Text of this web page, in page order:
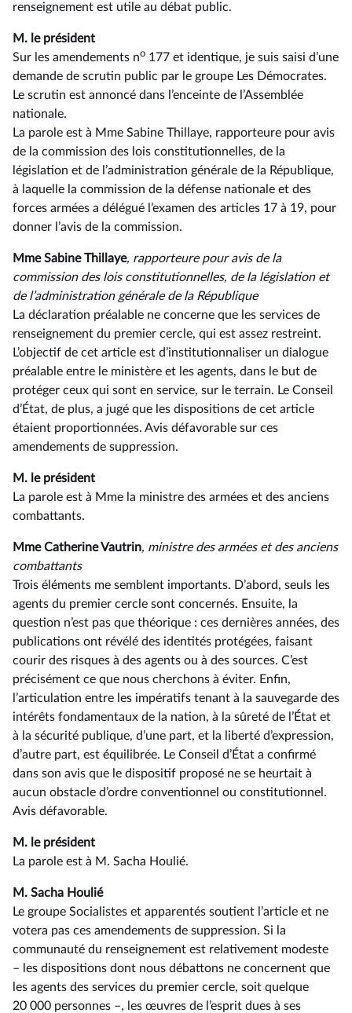
renseignement est utile au débat public.
M. le président
Sur les amendements no 177 et identique, je suis saisi d’une
demande de scrutin public par le groupe Les Démocrates.
Le scrutin est annoncé dans l’enceinte de l’Assemblée
nationale.
La parole est à Mme Sabine Thillaye, rapporteure pour avis
de la commission des lois constitutionnelles, de la
législation et de l’administration générale de la République,
à laquelle la commission de la défense nationale et des
forces armées a délégué l’examen des articles 17 à 19, pour
donner l’avis de la commission.
Mme Sabine Thillaye, rapporteure pour avis de la
commission des lois constitutionnelles, de la législation et
de l’administration générale de la République
La déclaration préalable ne concerne que les services de
renseignement du premier cercle, qui est assez restreint.
L’objectif de cet article est d’institutionnaliser un dialogue
préalable entre le ministère et les agents, dans le but de
protéger ceux qui sont en service, sur le terrain. Le Conseil
d’État, de plus, a jugé que les dispositions de cet article
étaient proportionnées. Avis défavorable sur ces
amendements de suppression.
M. le président
La parole est à Mme la ministre des armées et des anciens
combattants.
Mme Catherine Vautrin, ministre des armées et des anciens
combattants
Trois éléments me semblent importants. D’abord, seuls les
agents du premier cercle sont concernés. Ensuite, la
question n’est pas que théorique : ces dernières années, des
publications ont révélé des identités protégées, faisant
courir des risques à des agents ou à des sources. C’est
précisément ce que nous cherchons à éviter. Enfin,
l’articulation entre les impératifs tenant à la sauvegarde des
intérêts fondamentaux de la nation, à la sûreté de l’État et
à la sécurité publique, d’une part, et la liberté d’expression,
d’autre part, est équilibrée. Le Conseil d’État a confirmé
dans son avis que le dispositif proposé ne se heurtait à
aucun obstacle d’ordre conventionnel ou constitutionnel.
Avis défavorable.
M. le président
La parole est à M. Sacha Houlié.
M. Sacha Houlié
Le groupe Socialistes et apparentés soutient l’article et ne
votera pas ces amendements de suppression. Si la
communauté du renseignement est relativement modeste
–⁠ les dispositions dont nous débattons ne concernent que
les agents des services du premier cercle, soit quelque
20 000 personnes –, les œuvres de l’esprit dues à ses